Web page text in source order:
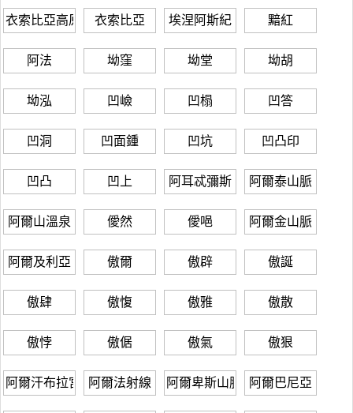
衣索比亞高原 衣索比亞 埃涅阿斯紀 黯紅
阿法 坳窪 坳堂 坳胡
坳泓 凹嶮 凹榻 凹答
凹洞 凹面鍾 凹坑 凹凸印
凹凸 凹上 阿耳忒彌斯 阿爾泰山脈
阿爾山溫泉 僾然 僾唈 阿爾金山脈
阿爾及利亞 傲爾 傲辟 傲誕
傲肆 傲愎 傲雅 傲散
傲悖 傲倨 傲氣 傲狠
阿爾汗布拉宮 阿爾法射線 阿爾卑斯山脈 阿爾巴尼亞